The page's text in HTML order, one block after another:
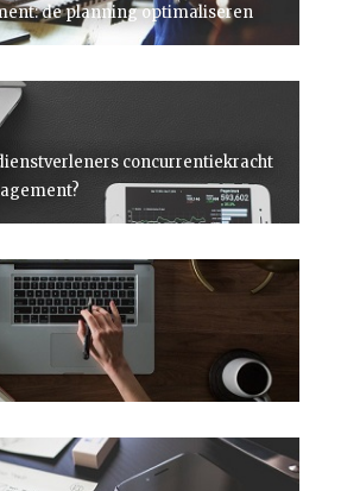
de planning optimaliseren
concurrentiekracht